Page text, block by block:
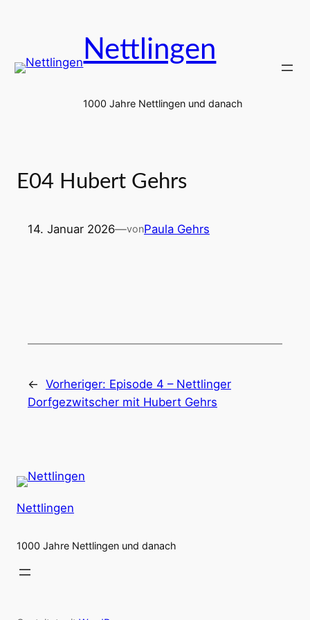
Nettlingen
1000 Jahre Nettlingen und danach
E04 Hubert Gehrs
14. Januar 2026—vonPaula Gehrs
← Vorheriger: Episode 4 – Nettlinger
Dorfgezwitscher mit Hubert Gehrs
Nettlingen
1000 Jahre Nettlingen und danach